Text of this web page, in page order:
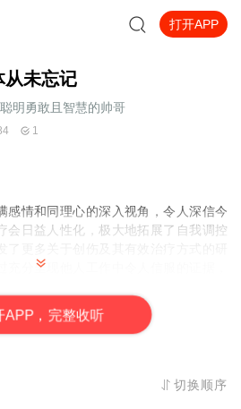
打开APP
从未忘记
聪明勇敢且智慧的帅哥
1
感情和同理心的深入视角，令人深信今
会日益人性化，极大地拓展了自我调控
充分呈现他人工作中令人信服的证据，
外，他开发了一套借助瑜伽、运动和戏
们的身体和心灵（以及他们的思想和情
APP，完整收听
切换顺序